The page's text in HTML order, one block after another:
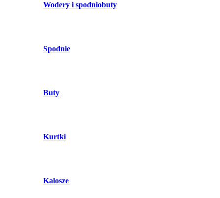
Wodery i spodniobuty
Spodnie
Buty
Kurtki
Kalosze